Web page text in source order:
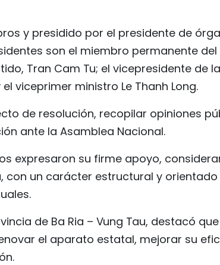
y presidido por el presidente de
son el miembro permanente del
Tran Cam Tu; el vicepresidente de la
viceprimer ministro Le Thanh Long.
de resolución, recopilar opiniones
ante la Asamblea Nacional.
expresaron su firme apoyo,
un carácter estructural y orientado
de Ba Ria – Vung Tau, destacó
el aparato estatal, mejorar su